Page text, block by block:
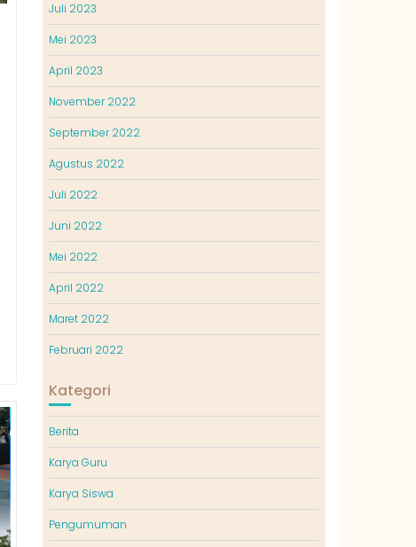
Juli 2023
Mei 2023
April 2023
November 2022
September 2022
Agustus 2022
Juli 2022
Juni 2022
Mei 2022
April 2022
Maret 2022
Februari 2022
Kategori
Berita
Karya Guru
Karya Siswa
Pengumuman